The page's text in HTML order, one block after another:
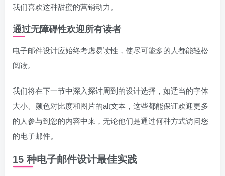
我们喜欢这种甜蜜的营销动力。
通过无障碍性欢迎所有读者
电子邮件设计应始终考虑易读性，使尽可能多的人都能轻松
阅读。
我们将在下一节中深入探讨周到的设计选择，如适当的字体
大小、颜色对比度和图片的alt文本，这些都能保证欢迎更多
的人参与到您的内容中来，无论他们是通过何种方式访问您
的电子邮件。
15 种电子邮件设计最佳实践